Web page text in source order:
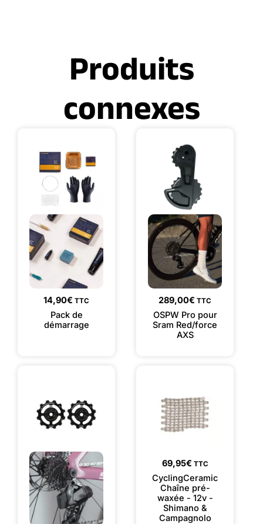
Produits
connexes
14,90€ TTC
Pack de
démarrage
289,00€ TTC
OSPW Pro pour
Sram Red/force
AXS
69,95€ TTC
CyclingCeramic
Chaîne pré-
waxée - 12v -
Shimano &
Campagnolo